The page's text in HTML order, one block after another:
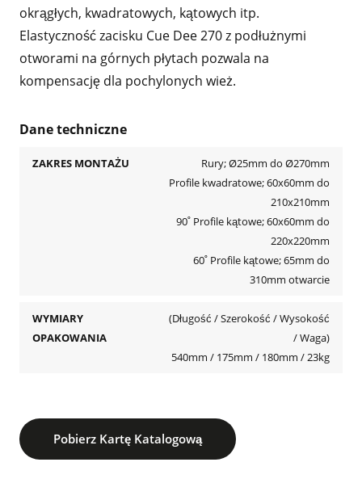
okrągłych, kwadratowych, kątowych itp.
Elastyczność zacisku Cue Dee 270 z podłużnymi
otworami na górnych płytach pozwala na
kompensację dla pochylonych wież.
Dane techniczne
ZAKRES MONTAŻU
Rury; Ø25mm do Ø270mm
Profile kwadratowe; 60x60mm do
210x210mm
90˚ Profile kątowe; 60x60mm do
220x220mm
60˚ Profile kątowe; 65mm do
310mm otwarcie
WYMIARY
OPAKOWANIA
(Długość / Szerokość / Wysokość
/ Waga)
540mm / 175mm / 180mm / 23kg
Pobierz Kartę Katalogową